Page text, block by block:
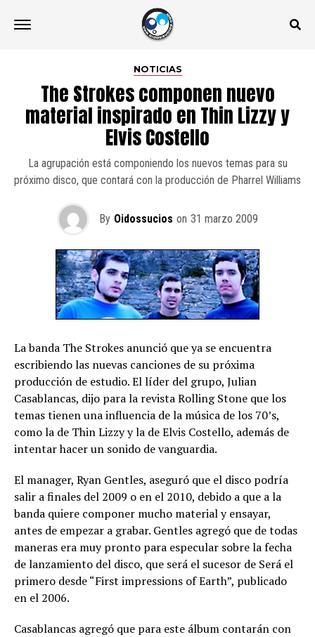
NOTICIAS
The Strokes componen nuevo
material inspirado en Thin Lizzy y
Elvis Costello
La agrupación está componiendo los nuevos temas para su
próximo disco, que contará con la producción de Pharrel Williams
By Oidossucios on 31 marzo 2009
La banda The Strokes anunció que ya se encuentra
escribiendo las nuevas canciones de su próxima
producción de estudio. El líder del grupo, Julian
Casablancas, dijo para la revista Rolling Stone que los
temas tienen una influencia de la música de los 70’s,
como la de Thin Lizzy y la de Elvis Costello, además de
intentar hacer un sonido de vanguardia.
El manager, Ryan Gentles, aseguró que el disco podría
salir a finales del 2009 o en el 2010, debido a que a la
banda quiere componer mucho material y ensayar,
antes de empezar a grabar. Gentles agregó que de todas
maneras era muy pronto para especular sobre la fecha
de lanzamiento del disco, que será el sucesor de Será el
primero desde “First impressions of Earth”, publicado
en el 2006.
Casablancas agregó que para este álbum contarán con